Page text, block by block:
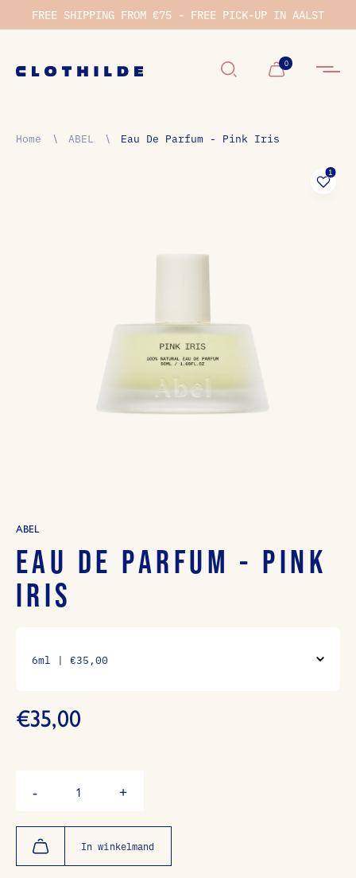
FREE SHIPPING FROM €75 - FREE PICK-UP IN AALST
0
Home ∖ ABEL ∖ Eau De Parfum - Pink Iris
ABEL
EAU DE PARFUM - PINK
IRIS
€35,00
-
hoeveelheid
met
1
+
met
1
In winkelmand